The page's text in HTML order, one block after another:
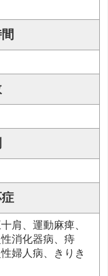
肩、運動麻痺、
消化器病、痔
婦人病、きりき